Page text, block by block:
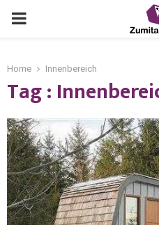
Home Innenbereich
Tag :